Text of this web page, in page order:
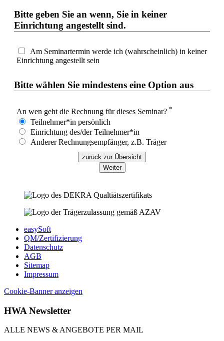
Bitte geben Sie an wenn, Sie in keiner
Einrichtung angestellt sind.
Am Seminartermin werde ich (wahrscheinlich) in keiner
Einrichtung angestellt sein
Bitte wählen Sie mindestens eine Option aus
An wen geht die Rechnung für dieses Seminar? *
Teilnehmer*in persönlich
Einrichtung des/der Teilnehmer*in
Anderer Rechnungsempfänger, z.B. Träger
zurück zur Übersicht
Weiter
easySoft
QM/Zertifizierung
Datenschutz
AGB
Sitemap
Impressum
Cookie-Banner anzeigen
HWA Newsletter
ALLE NEWS & ANGEBOTE PER MAIL